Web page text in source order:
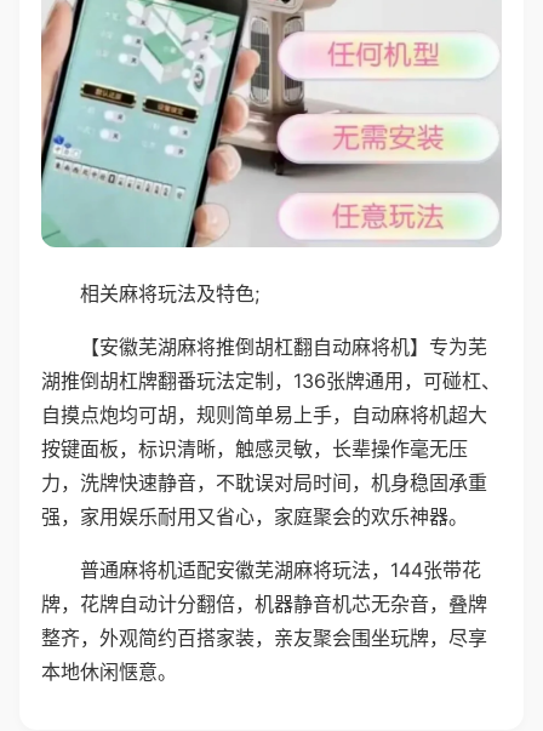
相关麻将玩法及特色;
【安徽芜湖麻将推倒胡杠翻自动麻将机】专为芜
湖推倒胡杠牌翻番玩法定制，136张牌通用，可碰杠、
自摸点炮均可胡，规则简单易上手，自动麻将机超大
按键面板，标识清晰，触感灵敏，长辈操作毫无压
力，洗牌快速静音，不耽误对局时间，机身稳固承重
强，家用娱乐耐用又省心，家庭聚会的欢乐神器。
普通麻将机适配安徽芜湖麻将玩法，144张带花
牌，花牌自动计分翻倍，机器静音机芯无杂音，叠牌
整齐，外观简约百搭家装，亲友聚会围坐玩牌，尽享
本地休闲惬意。